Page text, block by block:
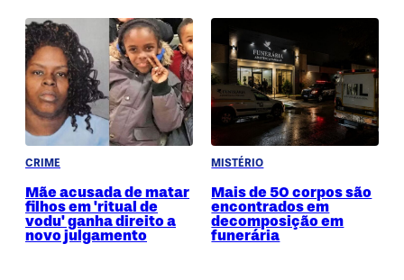
CRIME
Mãe acusada de matar
filhos em 'ritual de
vodu' ganha direito a
novo julgamento
MISTÉRIO
Mais de 50 corpos são
encontrados em
decomposição em
funerária